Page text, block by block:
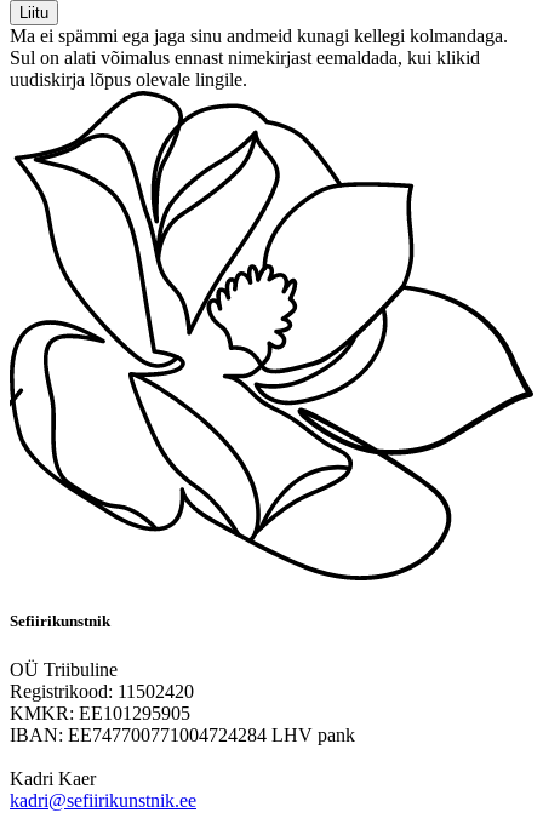
Ma ei spämmi ega jaga sinu andmeid kunagi kellegi kolmandaga.
Sul on alati võimalus ennast nimekirjast eemaldada, kui klikid
uudiskirja lõpus olevale lingile.
Sefiirikunstnik
OÜ Triibuline
Registrikood: 11502420
KMKR: EE101295905
IBAN: EE747700771004724284 LHV pank
Kadri Kaer
kadri@sefiirikunstnik.ee